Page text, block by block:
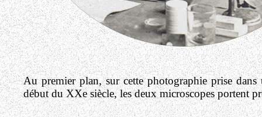
Au premier plan, sur cette photographie prise
début du XXe siècle, les deux microscopes portent